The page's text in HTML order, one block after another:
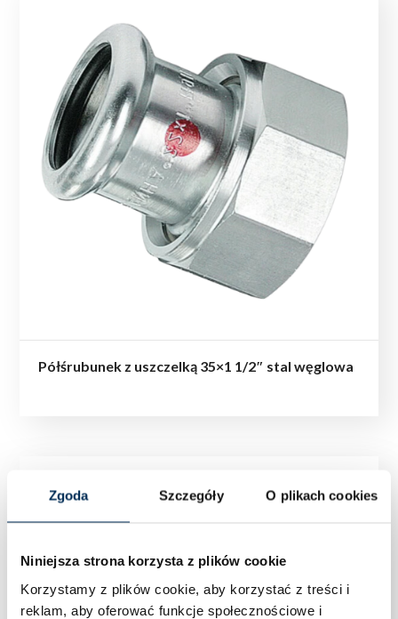
Zgoda Szczegóły O plikach cookies
Niniejsza strona korzysta z plików cookie
Korzystamy z plików cookie, aby korzystać z treści i
reklam, aby oferować funkcje społecznościowe i
Półśrubunek z uszczelką 35×1 1/2″ stal węglowa